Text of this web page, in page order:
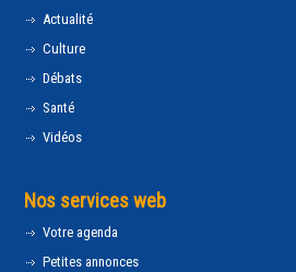
Actualité
Culture
Débats
Santé
Vidéos
Nos services web
Votre agenda
Petites annonces